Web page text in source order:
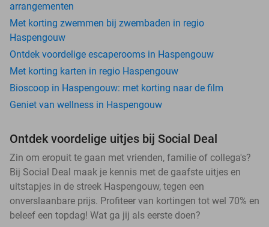
arrangementen
Met korting zwemmen bij zwembaden in regio
Haspengouw
Ontdek voordelige escaperooms in Haspengouw
Met korting karten in regio Haspengouw
Bioscoop in Haspengouw: met korting naar de film
Geniet van wellness in Haspengouw
Ontdek voordelige uitjes bij Social Deal
Zin om eropuit te gaan met vrienden, familie of collega's?
Bij Social Deal maak je kennis met de gaafste uitjes en
uitstapjes in de streek Haspengouw, tegen een
onverslaanbare prijs. Profiteer van kortingen tot wel 70% en
beleef een topdag! Wat ga jij als eerste doen?